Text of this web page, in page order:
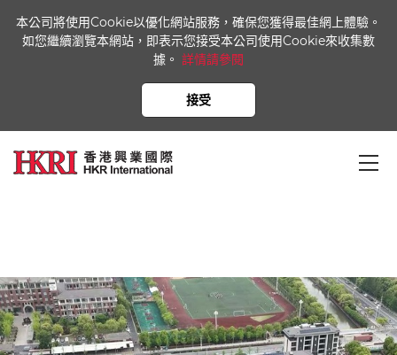
本公司將使用Cookie以優化網站服務，確保您獲得最佳網上體驗。
如您繼續瀏覽本網站，即表示您接受本公司使用Cookie來收集數
據。 詳情請參閱
接受
興雲間
首頁 業務概覽 興雲間